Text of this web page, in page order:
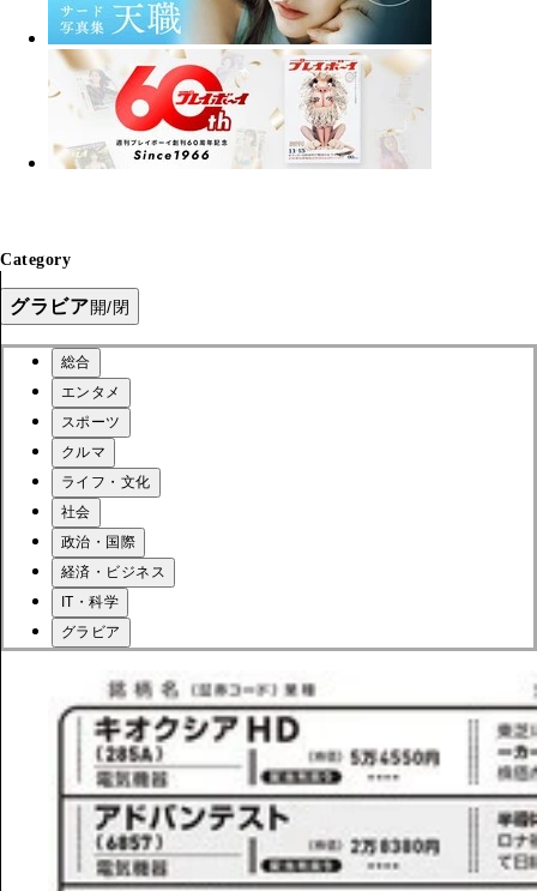
Category
グラビア開/閉
総合
エンタメ
スポーツ
クルマ
ライフ・文化
社会
政治・国際
経済・ビジネス
IT・科学
グラビア